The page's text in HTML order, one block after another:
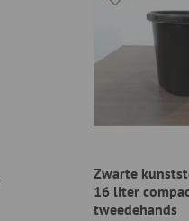
Zwarte
16 liter
tweedehands